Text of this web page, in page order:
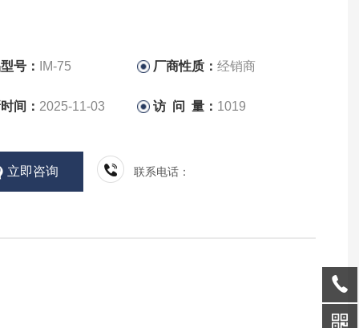
号： IM-75 厂商性质：经销商
间： 2025-11-03 访 问 量： 1019
立即咨询 联系电话：